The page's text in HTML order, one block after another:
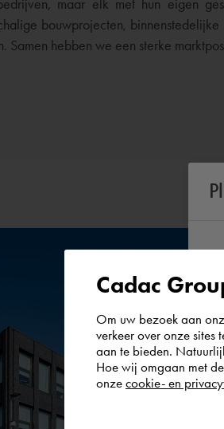
maar elk met hun eigen
bouwprojecten,
Samen hebben we een sterke
Cadac
Om uw bezoek aan
verkeer over onze sites
aan te bieden.
Hoe wij omgaan met
onze cookie- en